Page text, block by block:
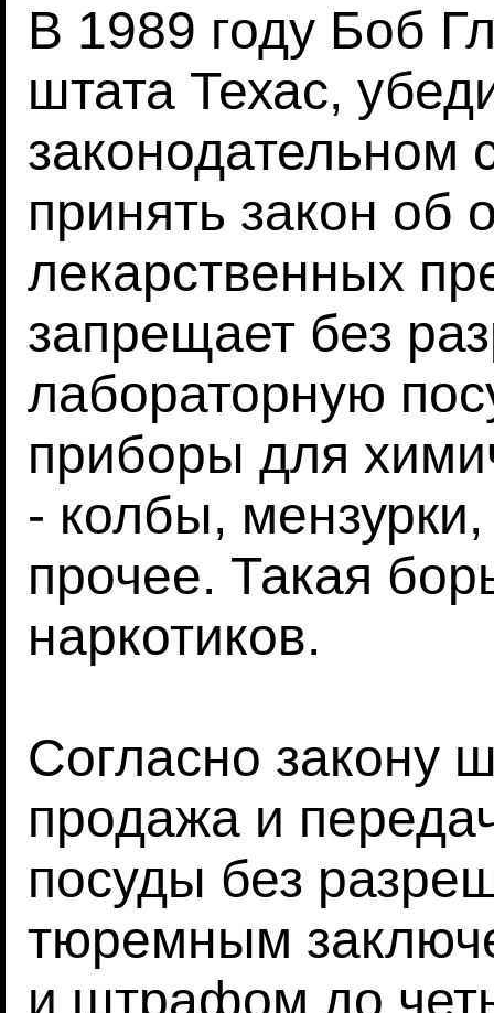
В 1989 году Боб
штата Техас,
законодательном
принять закон об
лекарственных
запрещает без
лабораторную
приборы для
- колбы,
прочее. Такая
наркотиков.
Согласно закону
продажа и
посуды без
тюремным
и штрафом до